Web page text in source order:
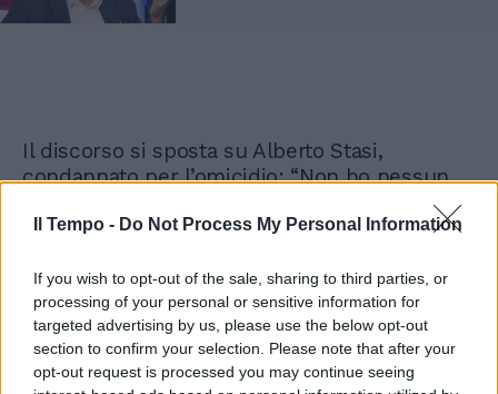
Il Tempo - Do Not Process My Personal Information
If you wish to opt-out of the sale, sharing to third parties, or
processing of your personal or sensitive information for
targeted advertising by us, please use the below opt-out
section to confirm your selection. Please note that after your
opt-out request is processed you may continue seeing
Il discorso si sposta su Alberto Stasi,
condannato per l’omicidio: “Non ho nessun
dubbio sulla colpevolezza di Stasi. Penso che
la sentenza di condanna sia fondata su indizi
stabilire, attraverso una perizia molto
sofisticata, che non poteva non esserci
sangue sotto le sue scarpe, visto che era
entrato in casa e aveva trovato il corpo di
Chiara. In quelle stanze c’era molto sangue.